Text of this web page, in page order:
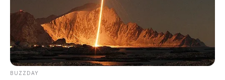
Xpeng G9L: SUV Full-Size Premium dengan AI
VLA 2.0 Siap Meluncur di Indonesia Akhir 2026
MG 07 Buktikan Handling Setara Supercar
dengan Moose Test 85,6 Km/Jam
BUZZDAY